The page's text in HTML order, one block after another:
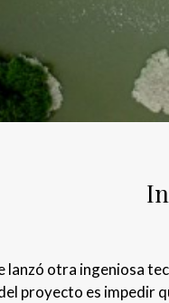
lanzó otra ingeniosa
proyecto es impedir